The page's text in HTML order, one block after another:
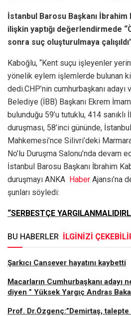
İstanbul Barosu Başkanı İbrahim
ilişkin yaptığı değerlendirmede
sonra suç oluşturulmaya
Kaboğlu, “Kent suçu işleyenler
yönelik eylem işlemlerde bulunan
dedi.CHP’nin cumhurbaşkanı
Belediye (İBB) Başkanı Ekrem
bulunduğu 59’u tutuklu, 414 sanıklı
duruşması, 58’inci gününde,
Mahkemesi’nce Silivri’deki
No’lu Duruşma Salonu’nda devam
İstanbul Barosu Başkanı İbrahim
duruşmayı ANKA Haber Ajansı’na
şunları söyledi:
“SERBESTÇE
BU HABERLER İLGİNİZİ
Şarkıcı Cansever hayatını kaybetti
Macarların Cumhurbaşkanı adayı
diyen ” Yüksek Yargıç Andras Baka
Prof. Dr.Özgenç:”Demirtaş,